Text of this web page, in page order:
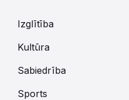
Izglītība
Kultūra
Sabiedrība
Sports